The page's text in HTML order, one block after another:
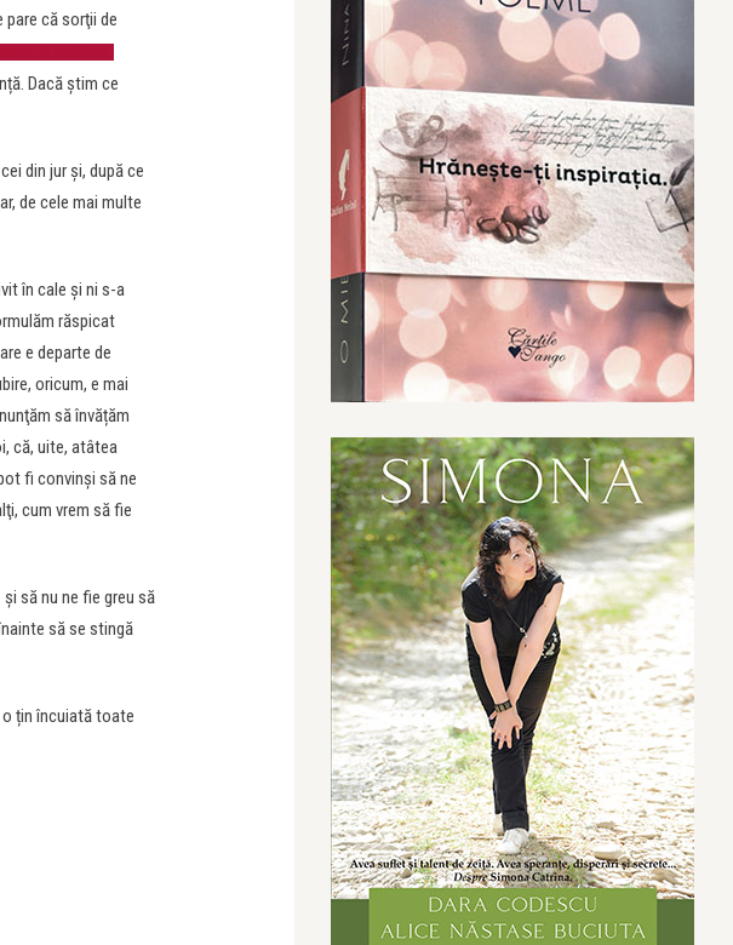
pare că sorţii de
Dacă știm ce
din jur şi, după ce
de cele mai multe
în cale şi ni s-a
răspicat
e departe de
oricum, e mai
să învățăm
că, uite, atâtea
fi convinşi să ne
cum vrem să fie
să nu ne fie greu să
să se stingă
țin încuiată toate